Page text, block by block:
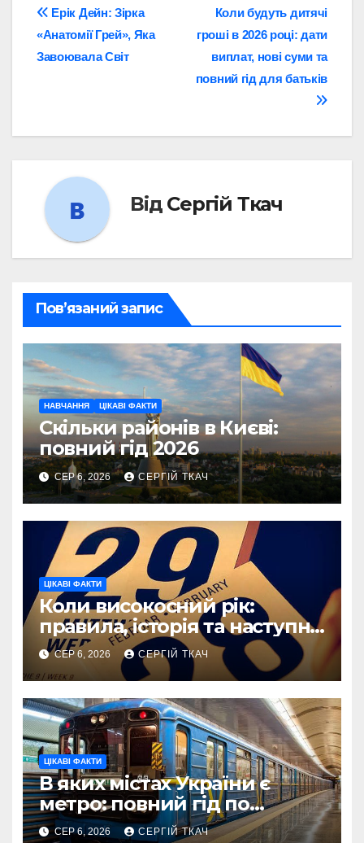
Навігація
записів
Коли будуть дитячі
гроші в 2026 році: дати
виплат, нові суми та
повний гід для батьків
Ерік Дейн: Зірка
«Анатомії Грей», Яка
Завоювала Світ
Від Сергій Ткач
Пов’язаний запис
НАВЧАННЯ ЦІКАВІ ФАКТИ
Скільки районів в Києві:
повний гід 2026
СЕР 6, 2026 СЕРГІЙ ТКАЧ
ЦІКАВІ ФАКТИ
Коли високосний рік:
правила, історія та наступні
дати
СЕР 6, 2026 СЕРГІЙ ТКАЧ
ЦІКАВІ ФАКТИ
В яких містах України є
метро: повний гід по
системах 2026
СЕР 6, 2026 СЕРГІЙ ТКАЧ